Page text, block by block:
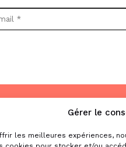
Gérer le
les meilleures expériences,
& nous